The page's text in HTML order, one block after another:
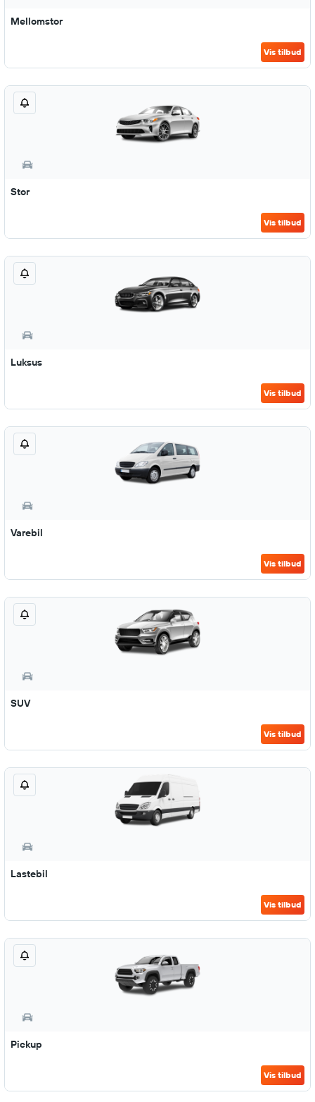
Mellomstor
Vis tilbud
Stor
Vis tilbud
Luksus
Vis tilbud
Varebil
Vis tilbud
SUV
Vis tilbud
Lastebil
Vis tilbud
Pickup
Vis tilbud